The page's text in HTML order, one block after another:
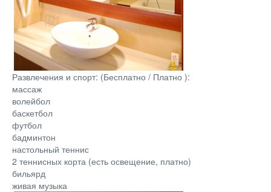
Развлечения и спорт: (Бесплатно / Платно ):
массаж
волейбол
баскетбол
футбол
бадминтон
настольный теннис
2 теннисных корта (есть освещение, платно)
бильярд
живая музыка